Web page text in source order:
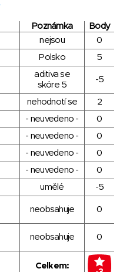
Poznámka
Body
nejsou
0
Polsko 5
aditiva se
skóre 5
-5
nehodnotí se
2
- neuvedeno -
0
- neuvedeno -
0
- neuvedeno -
0
- neuvedeno -
0
umělé
-5
neobsahuje 0
neobsahuje 0
Celkem: